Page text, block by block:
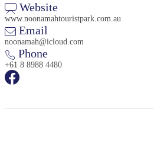
Website
www.noonamahtouristpark.com.au
Email
noonamah@icloud.com
Phone
+61 8 8988 4480